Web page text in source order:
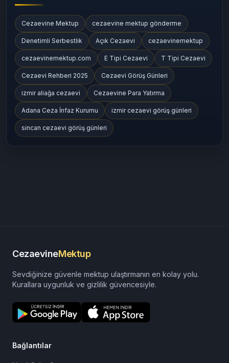
Cezaevine Mektup cezaevine mektup gönderme
Denetimli Serbestlik Açık Cezaevi cezaevinemektup
cezaevinemektup.com E Tipi Cezaevi T Tipi Cezaevi
Cezaevi Rehberi 2025 Cezaevi Görüş Günleri
izmir aliağa cezaevi Cezaevine Para Yatırma
Adana Ceza İnfaz Kurumu izmir cezaevi görüş günleri
sincan cezaevi görüş günleri
CezaevineMektup
Sevdiğinize güvenle mektup ulaştırmanın en kolay yolu.
Kurallara uygunluk ve gizlilik güvencesiyle.
Bağlantılar